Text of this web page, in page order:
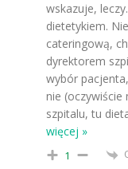
wskazuje,
dietetykiem.
cateringową,
dyrektorem
wybór
nie (oczywiście
szpitalu, tu
więcej »
1